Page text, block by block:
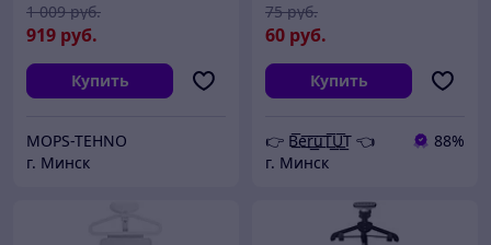
919 руб.
1 009 руб.
Купить
MOPS-TEHNO
г. Минск
60 руб.
75 руб.
Купить
👉 B͟͞e͟͞r͟͟͞u͟͞T͟͟͞U͟͟͞T 👈
88%
г. Минск